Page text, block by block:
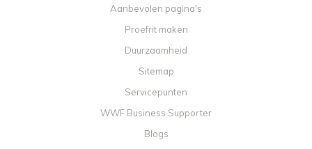
Aanbevolen pagina's
Proefrit maken
Duurzaamheid
Sitemap
Servicepunten
WWF Business Supporter
Blogs